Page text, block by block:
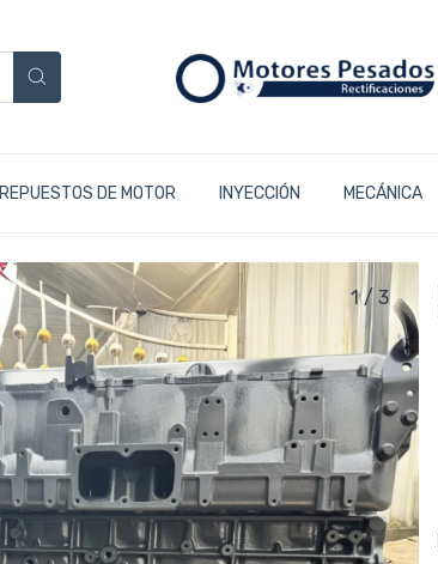
REPUESTOS DE MOTOR INYECCIÓN MECÁNICA
1/3